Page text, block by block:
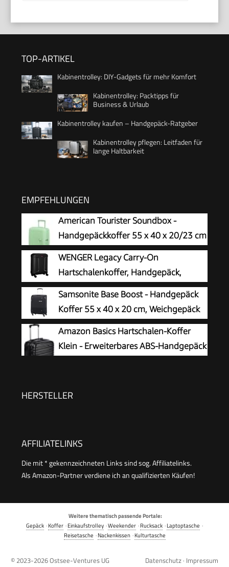
TOP-ARTIKEL
Kabinentrolley: DIY-Gadgets für mehr Komfort
Kabinentrolley: Packtipps für
Business & Urlaub
Kabinentrolley kaufen – Handgepäck-Ratgeber
Kabinentrolley pflegen: Leitfaden für
lange Haltbarkeit
EMPFEHLUNGEN
American Tourister Soundbox -
Handgepäckkoffer 55 x 40 x 20/23 cm
- Hartschalen-Kabinentrolley für
EasyJet & die meisten
Fluggesellschaften, erweiterbar, 35.5/41L, Grün
(Pastel Green)
WENGER Legacy Carry-On
Hartschalenkoffer, Handgepäck,
Trolley, 39 (44) l, Damen Herren,
Business-Reisen Urlaub, Schwarz, 610865
Samsonite Base Boost - Handgepäck
Koffer 55 x 40 x 20 cm, Weichgepäck
Kabinentrolley für die meisten Airlines
geeignet, inkl. Ryanair & EasyJet, TSA-Schloss,
Leicht, 39 L, Schwarz (Black)
Amazon Basics Hartschalen-Koffer
Klein - Erweiterbares ABS-Handgepäck
Schwarz
HERSTELLER
AFFILIATELINKS
Die mit * gekennzeichneten Links sind sog. Affiliatelinks.
Als Amazon-Partner verdiene ich an qualifizierten Käufen!
Weitere thematisch passende Portale:
Gepäck ·Koffer ·Einkaufstrolley ·Weekender ·Rucksack ·Laptoptasche ·
Reisetasche ·Nackenkissen·Kulturtasche
© 2023-2026Ostsee-Ventures UG Datenschutz · Impressum